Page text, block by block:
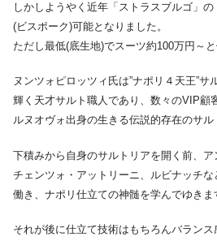
しかしようやく近年「ストラスブルゴ」
(ビスポーク)可能となりました。
ただし最低(底生地)でスーツ約100万円～
ヌンツォピロッツィ氏は”ナポリ４天王”サ
輝く天才サルト職人であり、数々のVIP顧
ルヌオヴォ出身の生きる伝説的存在のサル
下積みから自身のサルトリアを開く前、
チェンツォ・アットリーニ、ルビナッチ
働き、ナポリ仕立ての神髄を学んでゆきま
それが後に仕立て技術はもちろんバラン